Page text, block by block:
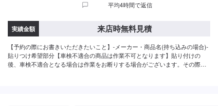
平均4時間で返信
実績金額 来店時無料見積
【予約の際にお書きいただきたいこと】-メーカー・商品名(持ち込みの場合)-
貼りつけ希望部分【車検不適合の商品は作業不可となります】貼り付けの
後、車検不適合となる場合は作業をお断りする場合がございます。その際は